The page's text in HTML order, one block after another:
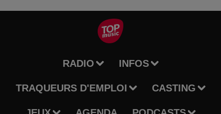
RADIO INFOS
TRAQUEURS D'EMPLOI CASTING